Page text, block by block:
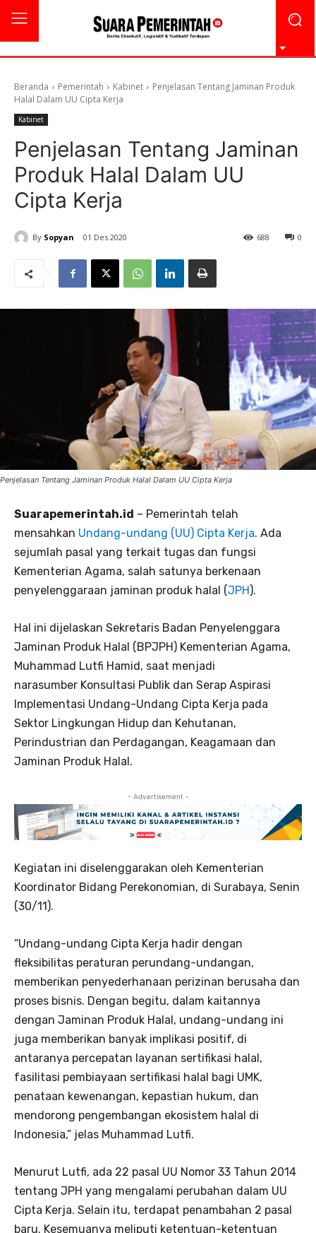
Beranda Pemerintah Kabinet
Penjelasan Tentang Jaminan Produk
Halal Dalam UU Cipta Kerja
Kabinet
Penjelasan Tentang Jaminan
Produk Halal Dalam UU
Cipta Kerja
By Sopyan 01 Des 2020 0
688
Penjelasan Tentang Jaminan Produk Halal Dalam UU Cipta Kerja
Suarapemerintah.id – Pemerintah telah
mensahkan Undang-undang (UU) Cipta Kerja. Ada
sejumlah pasal yang terkait tugas dan fungsi
Kementerian Agama, salah satunya berkenaan
penyelenggaraan jaminan produk halal (JPH).
Hal ini dijelaskan Sekretaris Badan Penyelenggara
Jaminan Produk Halal (BPJPH) Kementerian Agama,
Muhammad Lutfi Hamid, saat menjadi
narasumber Konsultasi Publik dan Serap Aspirasi
Implementasi Undang-Undang Cipta Kerja pada
Sektor Lingkungan Hidup dan Kehutanan,
Perindustrian dan Perdagangan, Keagamaan dan
Jaminan Produk Halal.
- Advertisement -
Kegiatan ini diselenggarakan oleh Kementerian
Koordinator Bidang Perekonomian, di Surabaya, Senin
(30/11).
“Undang-undang Cipta Kerja hadir dengan
fleksibilitas peraturan perundang-undangan,
memberikan penyederhanaan perizinan berusaha dan
proses bisnis. Dengan begitu, dalam kaitannya
dengan Jaminan Produk Halal, undang-undang ini
juga memberikan banyak implikasi positif, di
antaranya percepatan layanan sertifikasi halal,
fasilitasi pembiayaan sertifikasi halal bagi UMK,
penataan kewenangan, kepastian hukum, dan
mendorong pengembangan ekosistem halal di
Indonesia,” jelas Muhammad Lutfi.
Menurut Lutfi, ada 22 pasal UU Nomor 33 Tahun 2014
tentang JPH yang mengalami perubahan dalam UU
Cipta Kerja. Selain itu, terdapat penambahan 2 pasal
baru. Kesemuanya meliputi ketentuan-ketentuan